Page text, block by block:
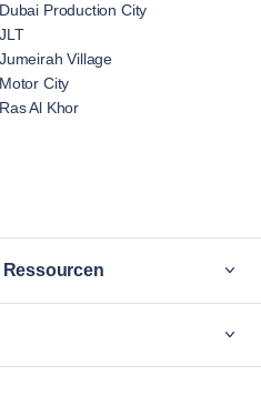
Dubai Production City
JLT
Jumeirah Village
Motor City
Ras Al Khor